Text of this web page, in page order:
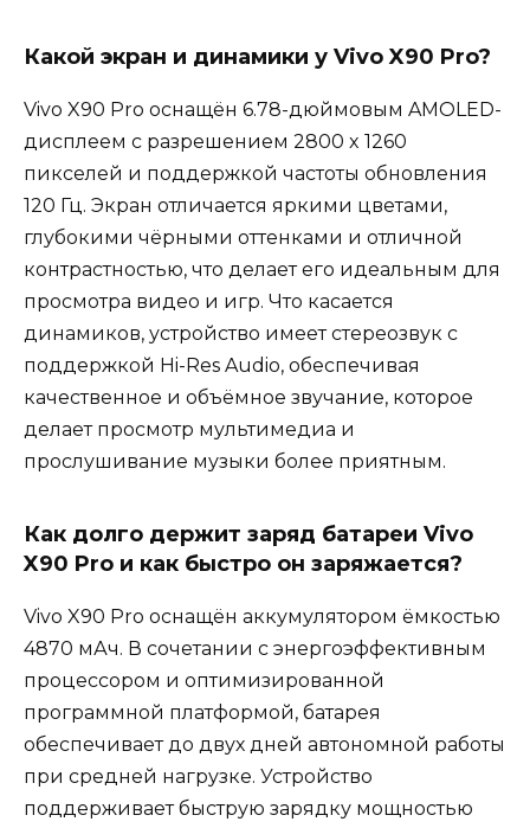
Какой экран и динамики у Vivo X90 Pro?
Vivo X90 Pro оснащён 6.78-дюймовым AMOLED-
дисплеем с разрешением 2800 x 1260
пикселей и поддержкой частоты обновления
120 Гц. Экран отличается яркими цветами,
глубокими чёрными оттенками и отличной
контрастностью, что делает его идеальным для
просмотра видео и игр. Что касается
динамиков, устройство имеет стереозвук с
поддержкой Hi-Res Audio, обеспечивая
качественное и объёмное звучание, которое
делает просмотр мультимедиа и
прослушивание музыки более приятным.
Как долго держит заряд батареи Vivo
X90 Pro и как быстро он заряжается?
Vivo X90 Pro оснащён аккумулятором ёмкостью
4870 мАч. В сочетании с энергоэффективным
процессором и оптимизированной
программной платформой, батарея
обеспечивает до двух дней автономной работы
при средней нагрузке. Устройство
поддерживает быструю зарядку мощностью